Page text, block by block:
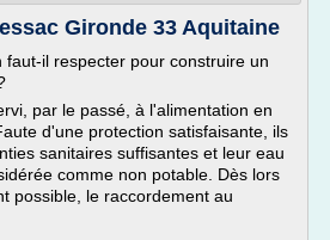
Gironde 33 Aquitaine
faut-il respecter pour construire un
par le passé, à l'alimentation en
d'une protection satisfaisante, ils
sanitaires suffisantes et leur eau
comme non potable. Dès lors
possible, le raccordement au